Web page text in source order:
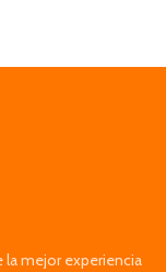
la mejor experiencia